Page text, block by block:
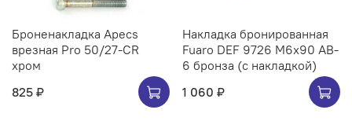
Броненакладка Apecs
врезная Pro 50/27-CR
хром
825 ₽
Накладка бронированная
Fuaro DEF 9726 M6x90 AB-
6 бронза (с накладкой)
1 060 ₽